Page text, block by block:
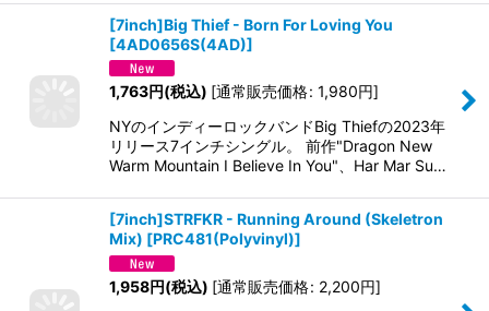
[7inch]Big Thief - Born For Loving You
[4AD0656S(4AD)]
1,763円(税込) [通常販売価格: 1,980円]
NYのインディーロックバンドBig Thiefの2023年
リリース7インチシングル。 前作"Dragon New
Warm Mountain I Believe In You"、Har Mar Su…
[7inch]STRFKR - Running Around (Skeletron
Mix) [PRC481(Polyvinyl)]
1,958円(税込) [通常販売価格: 2,200円]